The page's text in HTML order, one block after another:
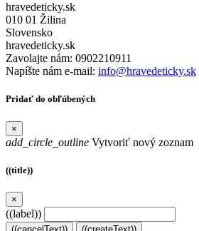
hravedeticky.sk
010 01 Žilina
Slovensko
hravedeticky.sk
Zavolajte nám: 0902210911
Napíšte nám e-mail: info@hravedeticky.sk
Pridať do obľúbených
×
add_circle_outline Vytvoriť nový zoznam
((title))
×
((label))